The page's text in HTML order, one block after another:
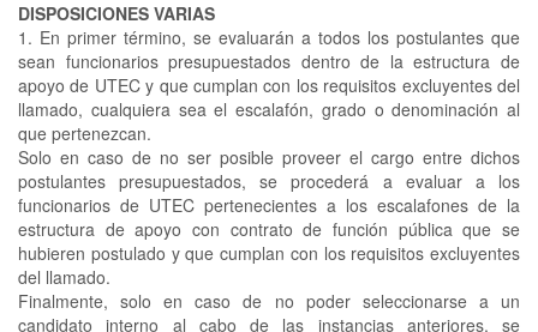
DISPOSICIONES VARIAS
1. En primer término, se evaluarán a todos los postulantes que
sean funcionarios presupuestados dentro de la estructura de
apoyo de UTEC y que cumplan con los requisitos excluyentes del
llamado, cualquiera sea el escalafón, grado o denominación al
que pertenezcan.
Solo en caso de no ser posible proveer el cargo entre dichos
postulantes presupuestados, se procederá a evaluar a los
funcionarios de UTEC pertenecientes a los escalafones de la
estructura de apoyo con contrato de función pública que se
hubieren postulado y que cumplan con los requisitos excluyentes
del llamado.
Finalmente, solo en caso de no poder seleccionarse a un
candidato interno al cabo de las instancias anteriores, se